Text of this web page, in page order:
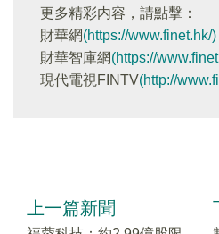
更多精彩内容，請點擊：
財華網(https://www.finet.hk/)
財華智庫網(https://
現代電視FINTV(http://
上一篇新聞